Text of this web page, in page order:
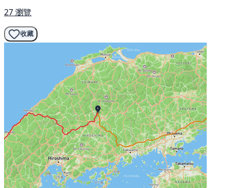
27 瀏覽
收藏